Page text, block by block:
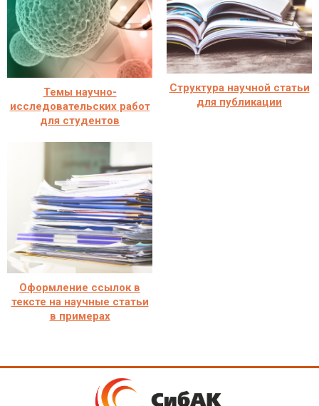
Темы научно-
исследовательских работ
для студентов
Структура научной статьи
для публикации
Оформление ссылок в
тексте на научные статьи
в примерах